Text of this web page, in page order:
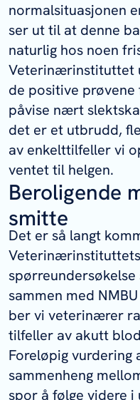
normalsituasjonen
ser ut til at denne
naturlig hos noen
Veterinærinstituttet
de positive prøvene
påvise nært
det er et utbrudd,
av enkelttilfeller vi
ventet til helgen.
Beroligende
smitte
Det er så langt
sammen med
ber vi veterinærer
tilfeller av akutt
Foreløpig vurdering
sammenheng
spor å følge videre i